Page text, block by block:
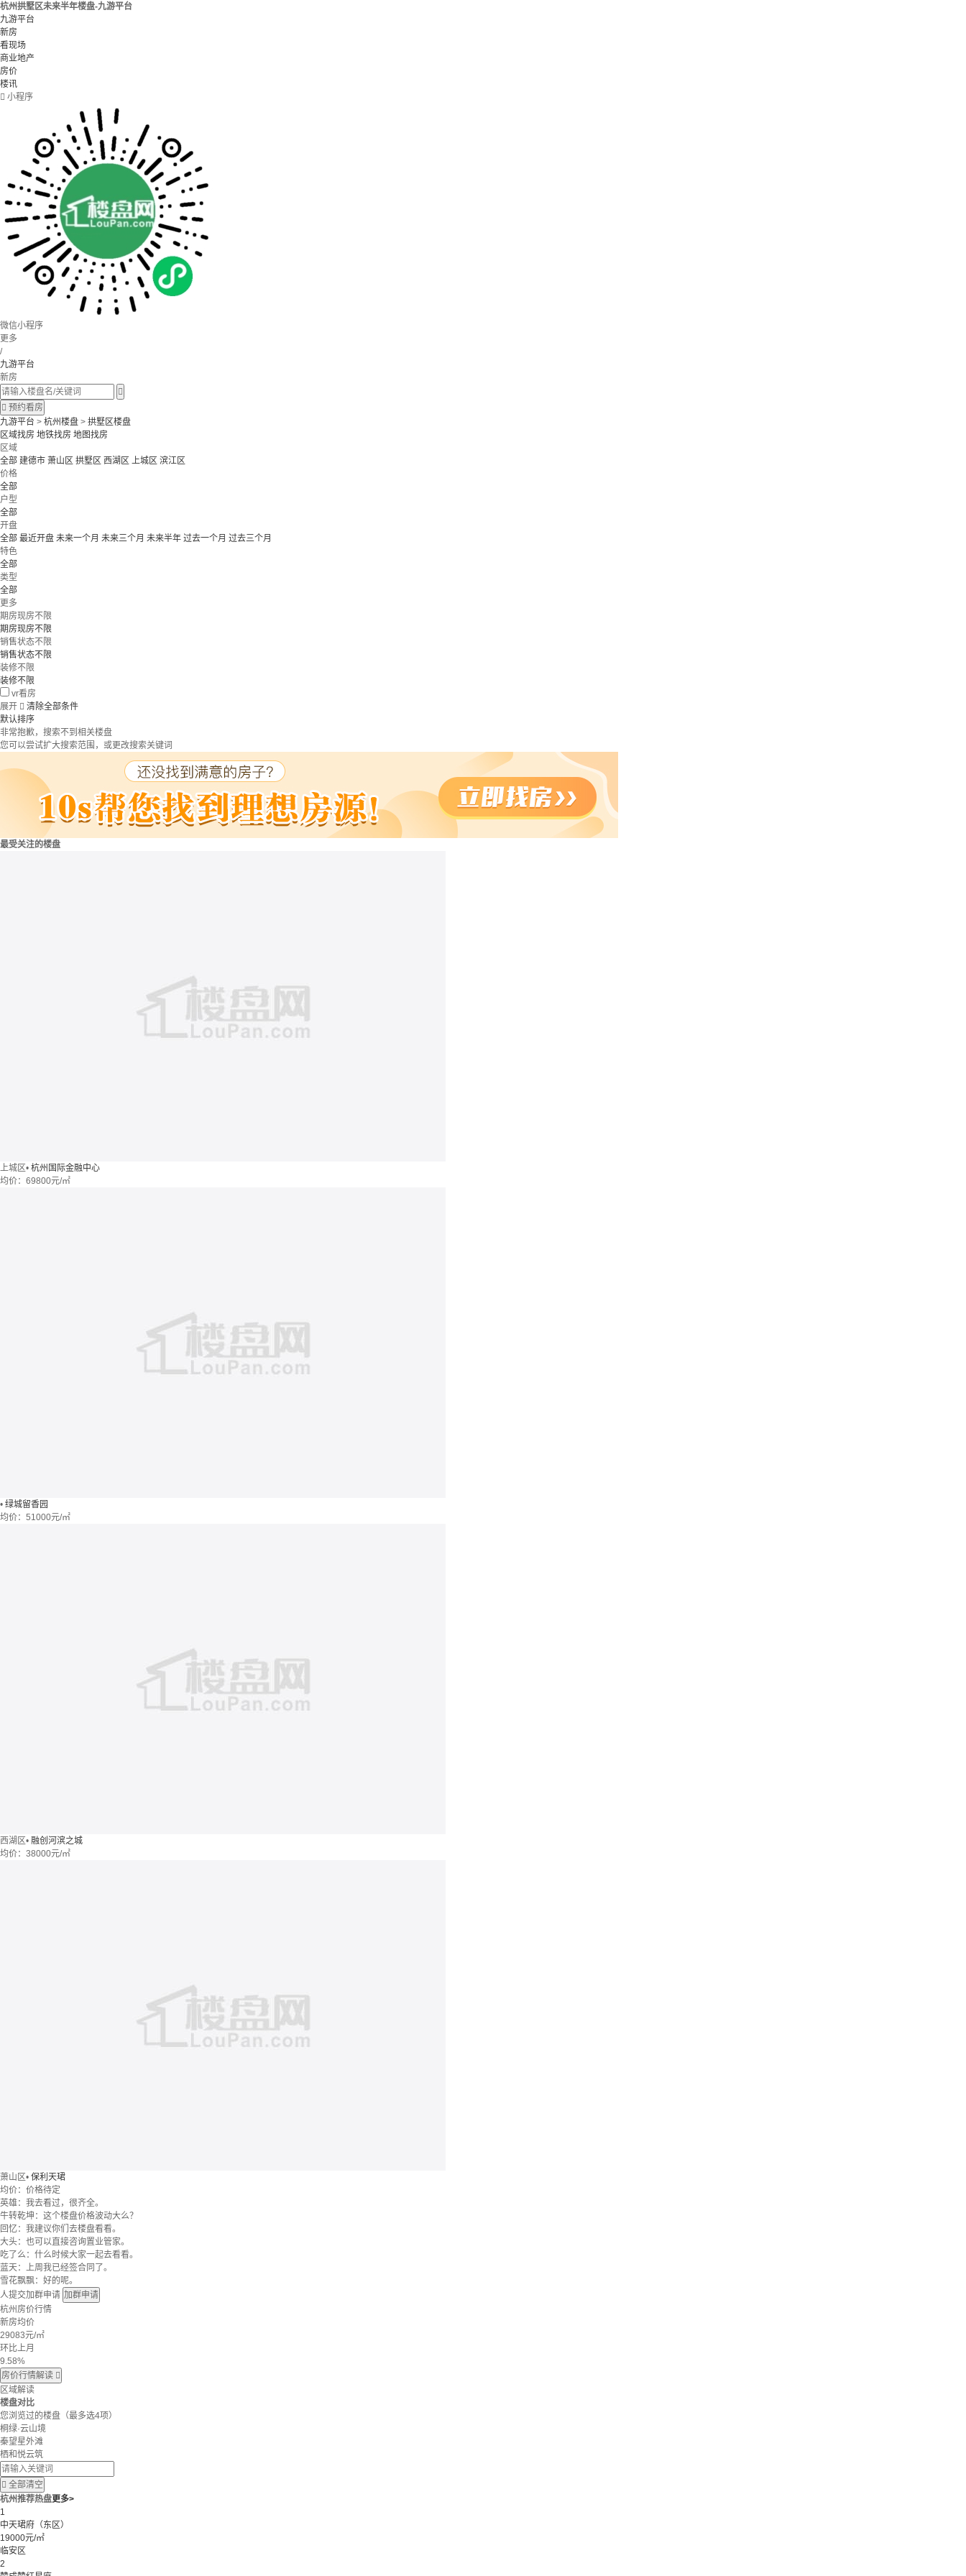
杭州拱墅区未来半年楼盘-九游平台
九游平台
新房
看现场
商业地产
房价
楼讯
 小程序
微信小程序
更多
/
九游平台
新房

 预约看房
九游平台 > 杭州楼盘 > 拱墅区楼盘
区域找房 地铁找房 地图找房
区域
全部 建德市 萧山区 拱墅区 西湖区 上城区 滨江区
价格
全部
户型
全部
开盘
全部 最近开盘 未来一个月 未来三个月 未来半年 过去一个月 过去三个月
特色
全部
类型
全部
更多
期房现房不限
期房现房不限
销售状态不限
销售状态不限
装修不限
装修不限
vr看房
展开  清除全部条件
默认排序
非常抱歉，搜索不到相关楼盘
您可以尝试扩大搜索范围，或更改搜索关键词
最受关注的楼盘
上城区• 杭州国际金融中心
均价： 69800元/㎡
• 绿城留香园
均价： 51000元/㎡
西湖区• 融创河滨之城
均价： 38000元/㎡
萧山区• 保利天珺
均价： 价格待定
英雄：我去看过，很齐全。
牛转乾坤：这个楼盘价格波动大么？
回忆：我建议你们去楼盘看看。
大头：也可以直接咨询置业管家。
吃了么：什么时候大家一起去看看。
蓝天：上周我已经签合同了。
雪花飘飘：好的呢。
人提交加群申请 加群申请
杭州房价行情
新房均价
29083元/㎡
环比上月
9.58%
房价行情解读 
区域解读
楼盘对比
您浏览过的楼盘 （最多选4项）
桐绿·云山境
秦望星外滩
栖和悦云筑
 全部清空
杭州推荐热盘更多>
1
中天珺府（东区）
19000元/㎡
临安区
2